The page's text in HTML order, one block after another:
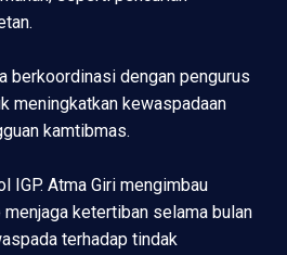
berkoordinasi dengan pengurus
meningkatkan kewaspadaan
kamtibmas.
IGP. Atma Giri mengimbau
ketertiban selama bulan
terhadap tindak